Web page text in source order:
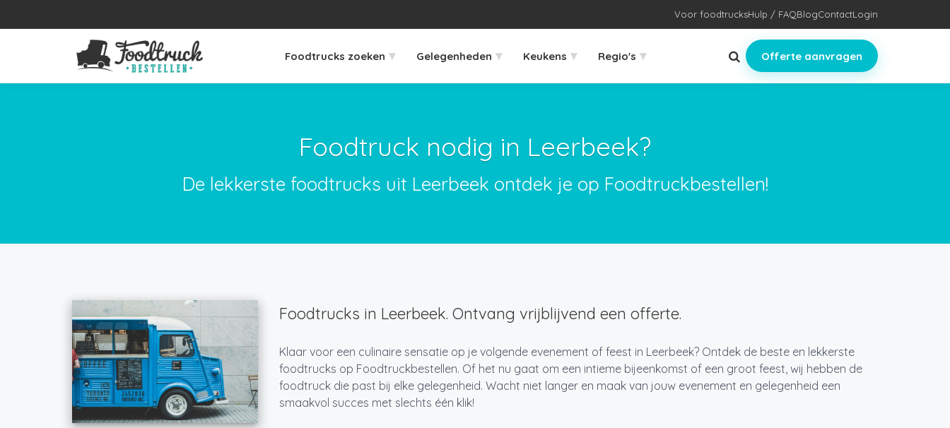
Voor foodtrucksHulp / FAQBlogContactLogin
Foodtrucks zoeken ▾ Gelegenheden ▾ Keukens ▾ Regio's ▾ Offerte aanvragen
Foodtruck nodig in Leerbeek?
De lekkerste foodtrucks uit Leerbeek ontdek je op Foodtruckbestellen!
Foodtrucks in Leerbeek. Ontvang vrijblijvend een offerte.
Klaar voor een culinaire sensatie op je volgende evenement of feest in Leerbeek? Ontdek de beste en lekkerste
foodtrucks op Foodtruckbestellen. Of het nu gaat om een intieme bijeenkomst of een groot feest, wij hebben de
foodtruck die past bij elke gelegenheid. Wacht niet langer en maak van jouw evenement en gelegenheid een
smaakvol succes met slechts één klik!